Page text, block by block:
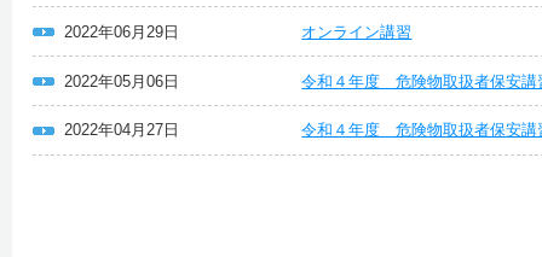
2022年06月29日 オンライン講習
2022年05月06日 令和４年度 危険物取扱者保安
2022年04月27日 令和４年度 危険物取扱者保安講